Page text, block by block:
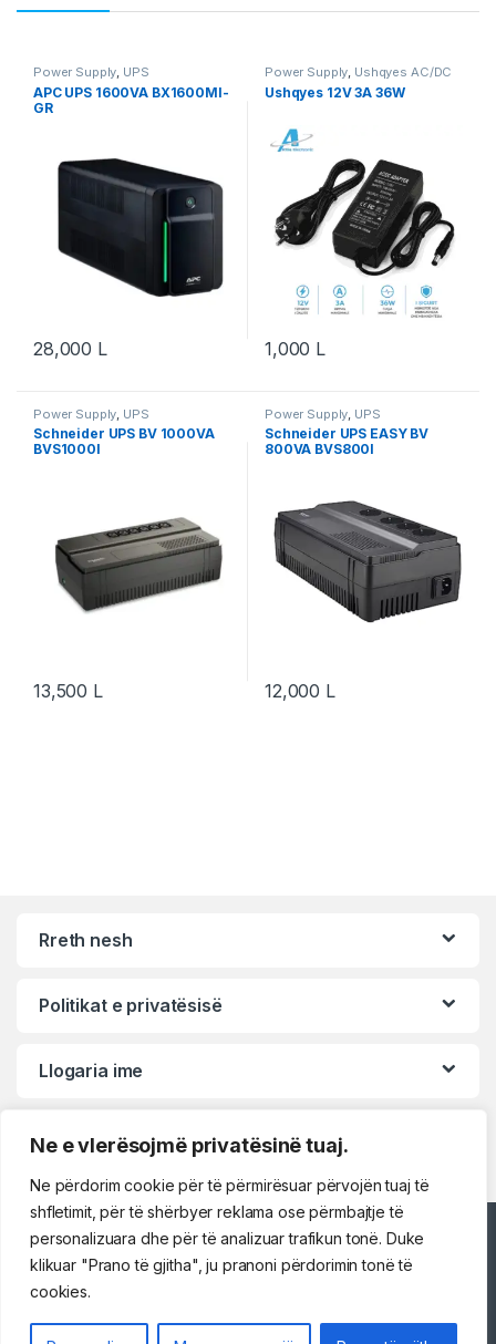
Ne e vlerësojmë privatësinë tuaj.
Ne përdorim cookie për të përmirësuar përvojën tuaj të
shfletimit, për të shërbyer reklama ose përmbajtje të
personalizuara dhe për të analizuar trafikun tonë. Duke
klikuar "Prano të gjitha", ju pranoni përdorimin tonë të
cookies.
Power Supply UPS
APC UPS 1600VA BX1600MI-
GR
28,000 L
Power Supply Ushqyes AC/DC
& Ushqyes Metalikë
Ushqyes 12V 3A 36W
1,000 L
Power Supply UPS
Schneider UPS BV 1000VA
BVS1000I
13,500 L
Power Supply UPS
Schneider UPS EASY BV
800VA BVS800I
12,000 L
Rreth nesh
Politikat e privatësisë
Llogaria ime
Përshëndetje!